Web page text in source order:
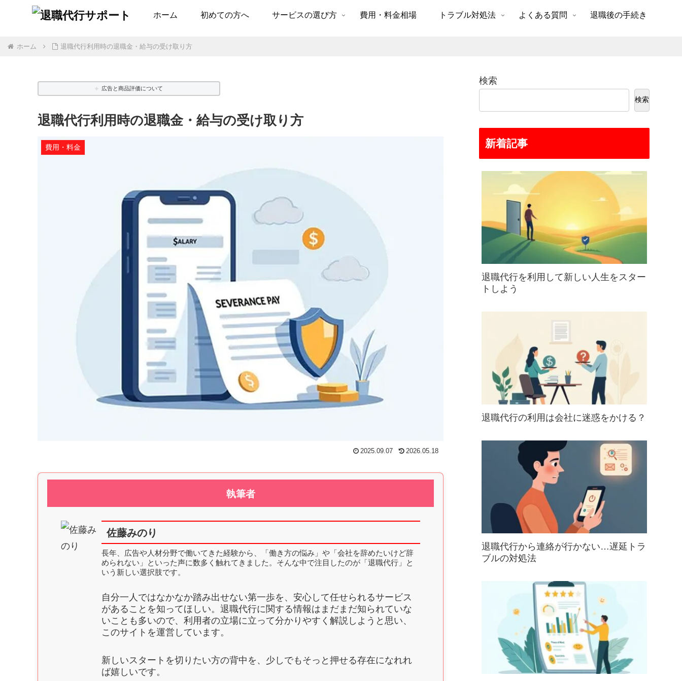
ホーム 初めての方へ サービスの選び方 費用・料金相場 トラブル対処法 よくある質問 退職後の手続き
ホーム 退職代行利用時の退職金・給与の受け取り方
広告と商品評価について
退職代行利用時の退職金・給与の受け取り方
費用・料金
2025.09.07 2026.05.18
執筆者
佐藤みのり
長年、広告や人材分野で働いてきた経験から、「働き方の悩み」や「会社を辞めたいけど辞
められない」といった声に数多く触れてきました。そんな中で注目したのが「退職代行」と
いう新しい選択肢です。
自分一人ではなかなか踏み出せない第一歩を、安心して任せられるサービス
があることを知ってほしい。退職代行に関する情報はまだまだ知られていな
いことも多いので、利用者の立場に立って分かりやすく解説しようと思い、
このサイトを運営しています。
新しいスタートを切りたい方の背中を、少しでもそっと押せる存在になれれ
ば嬉しいです。
検索
検索
新着記事
退職代行を利用して新しい人生をスター
トしよう
退職代行の利用は会社に迷惑をかける？
退職代行から連絡が行かない…遅延トラ
ブルの対処法